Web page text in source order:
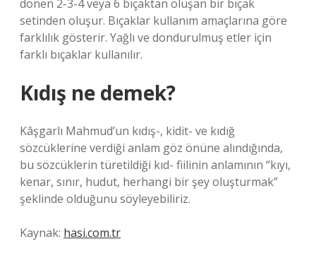
dönen 2-3-4 veya 6 bıçaktan oluşan bir bıçak
setinden oluşur. Bıçaklar kullanım amaçlarına göre
farklılık gösterir. Yağlı ve dondurulmuş etler için
farklı bıçaklar kullanılır.
Kıdış ne demek?
Kâşgarlı Mahmud’un kıdış-, kidit- ve kıdığ
sözcüklerine verdiği anlam göz önüne alındığında,
bu sözcüklerin türetildiği kıd- fiilinin anlamının “kıyı,
kenar, sınır, hudut, herhangi bir şey oluşturmak”
şeklinde olduğunu söyleyebiliriz.
Kaynak: hasi.com.tr